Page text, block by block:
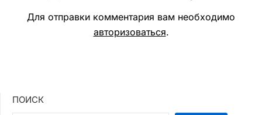
Для отправки комментария вам необходимо
авторизоваться.
ПОИСК